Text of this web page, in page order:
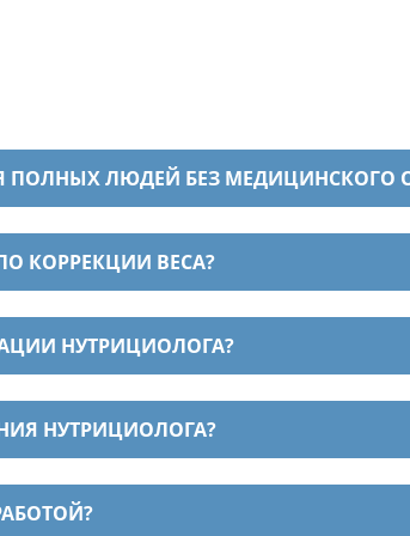
ЛЮДЕЙ БЕЗ МЕДИЦИНСКОГО
КОРРЕКЦИИ ВЕСА?
НУТРИЦИОЛОГА?
НУТРИЦИОЛОГА?